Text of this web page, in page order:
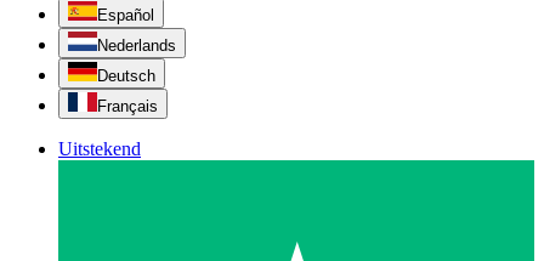
Español
Nederlands
Deutsch
Français
Uitstekend